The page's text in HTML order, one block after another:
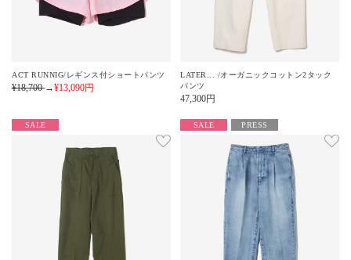
ACT RUNNIG/レギンス付ショートパンツ
¥18,700→¥13,090円
LATER... /オーガニックコットン2タック
パンツ
47,300円
SALE SALE PRESS